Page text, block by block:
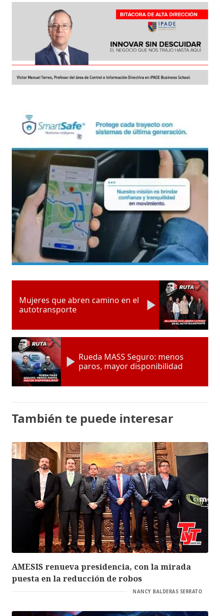
Mujeres que abren camino en el
autotransporte
Rueda MASS Seguro: menos
paros, mayor disponibilidad
También te puede interesar
AMESIS renueva presidencia, con la mirada
puesta en la reducción de robos
NANCY BALDERAS SERRATO